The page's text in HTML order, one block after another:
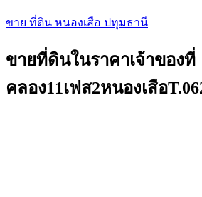
ขาย ที่ดิน หนองเสือ ปทุมธานี
ขายที่ดินในราคาเจ้าของที่
คลอง11เฟส2หนองเสือ